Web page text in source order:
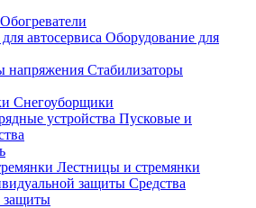
Обогреватели
Оборудование для
Стабилизаторы
Снегоуборщики
Пусковые и
Лестницы и стремянки
Средства
защиты